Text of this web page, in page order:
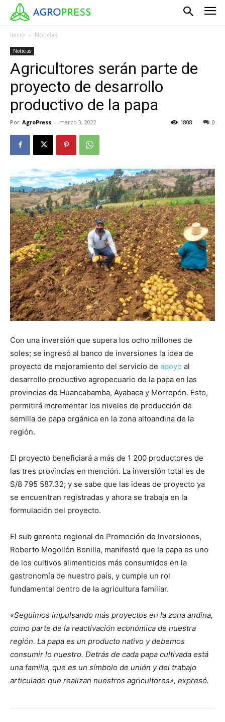
Inicio Noticias
Noticias
Agricultores serán parte de
proyecto de desarrollo
productivo de la papa
Por AgroPress - marzo 3, 2022 0
1808
Con una inversión que supera los ocho millones de
soles; se ingresó al banco de inversiones la idea de
proyecto de mejoramiento del servicio de apoyo al
desarrollo productivo agropecuario de la papa en las
provincias de Huancabamba, Ayabaca y Morropón. Esto,
permitirá incrementar los niveles de producción de
semilla de papa orgánica en la zona altoandina de la
región.
El proyecto beneficiará a más de 1 200 productores de
las tres provincias en mención. La inversión total es de
S/8 795 587.32; y se sabe que las ideas de proyecto ya
se encuentran registradas y ahora se trabaja en la
formulación del proyecto.
El sub gerente regional de Promoción de Inversiones,
Roberto Mogollón Bonilla, manifestó que la papa es uno
de los cultivos alimenticios más consumidos en la
gastronomía de nuestro país, y cumple un rol
fundamental dentro de la agricultura familiar.
«Seguimos impulsando más proyectos en la zona andina,
como parte de la reactivación económica de nuestra
región. La papa es un producto nativo y debemos
consumir lo nuestro. Detrás de cada papa cultivada está
una familia, que es un símbolo de unión y del trabajo
articulado que realizan nuestros agricultores», expresó.